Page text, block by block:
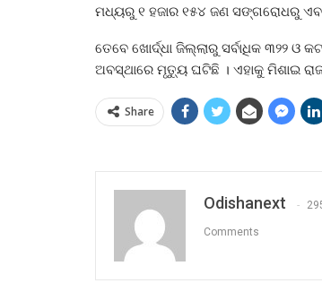
ମଧ୍ୟରୁ ୧ ହଜାର ୧୫୪ ଜଣ ସଙ୍ଗରୋଧରୁ
ତେବେ ଖୋର୍ଦ୍ଧା ଜିଲ୍ଲାରୁ ସର୍ବାଧିକ ୩୨୨
ଅବସ୍ଥାରେ ମୃତ୍ୟୁ ଘଟିଛି । ଏହାକୁ ମିଶାଇ
Share
Odishanext
Comments